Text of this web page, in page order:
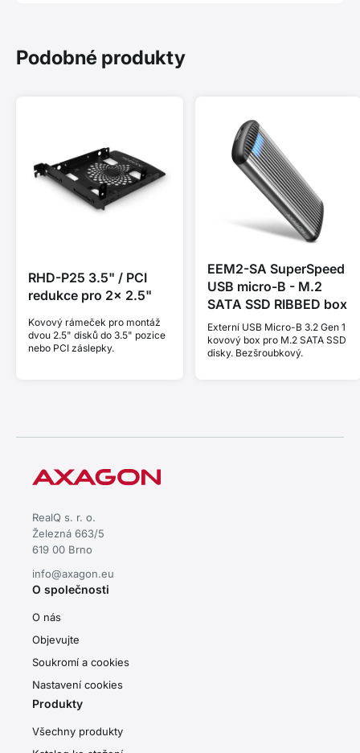
Podobné produkty
RHD-P25 3.5" / PCI
redukce pro 2x 2.5"
Kovový rámeček pro montáž
dvou 2.5" disků do 3.5" pozice
nebo PCI záslepky.
EEM2-SA SuperSpeed
USB micro-B - M.2
SATA SSD RIBBED box
Externí USB Micro-B 3.2 Gen 1
kovový box pro M.2 SATA SSD
disky. Bezšroubkový.
RealQ s. r. o.
Železná 663/5
619 00 Brno
info@axagon.eu
O společnosti
O nás
Objevujte
Soukromí a cookies
Nastavení cookies
Produkty
Všechny produkty